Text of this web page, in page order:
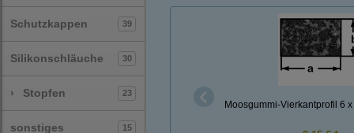
Schutzkappen 39
Silikonschläuche 30
› Stopfen 23
sonstiges 15
Moosgummi-Vierkantprofil 6